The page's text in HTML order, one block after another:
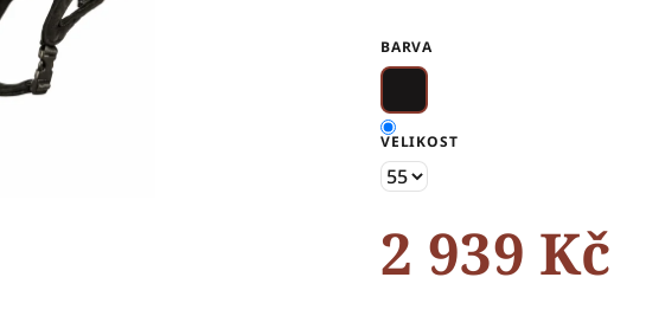
z
hvězdiček.
BARVA
VELIKOST
2 939 Kč